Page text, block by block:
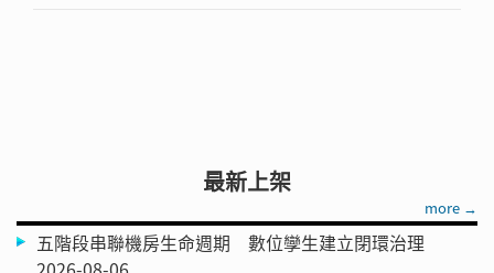
最新上架
more →
五階段串聯機房生命週期 數位孿生建立閉環治理